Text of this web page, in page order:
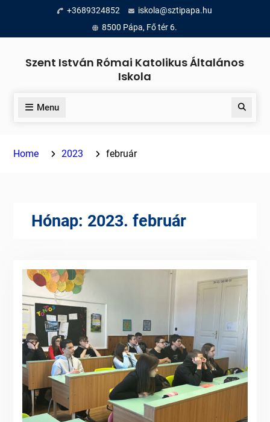
content
+3689324852
iskola@sztipapa.hu
8500 Pápa, Fő tér 6.
Szent István Római Katolikus Általános
Iskola
Menu Search
Home 2023 február
Hónap: 2023. február